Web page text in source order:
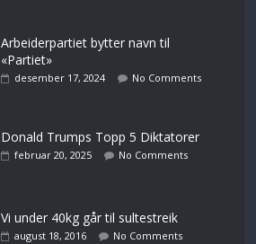
Arbeiderpartiet bytter navn til
«Partiet»
desember 17, 2024 No Comments
Donald Trumps Topp 5 Diktatorer
februar 20, 2025 No Comments
Vi under 40kg går til sultestreik
august 18, 2016 No Comments